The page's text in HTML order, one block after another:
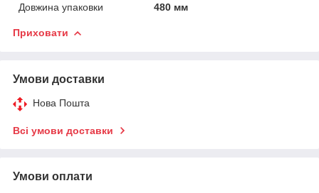
Довжина упаковки
480 мм
Приховати
Умови доставки
Нова Пошта
Всі умови доставки
Умови оплати